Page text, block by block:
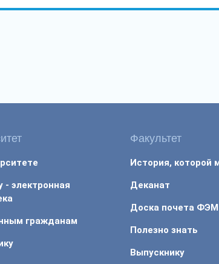
- электронная
гражданам
Факультет
История, которой
Деканат
Доска почета ФЭМ
Полезно знать
Выпускнику